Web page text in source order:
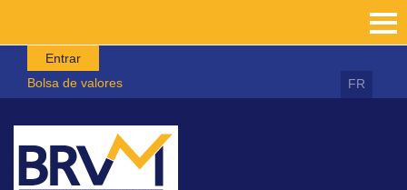
Passar para o conteúdo principal
Entrar
Bolsa de valores
FR